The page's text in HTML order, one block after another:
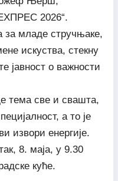
2026“.
за младе стручњаке,
искуства, стекну
јавност о важности
тема све и свашта,
а то је
извори енергије.
8. маја, у 9.30
куће.